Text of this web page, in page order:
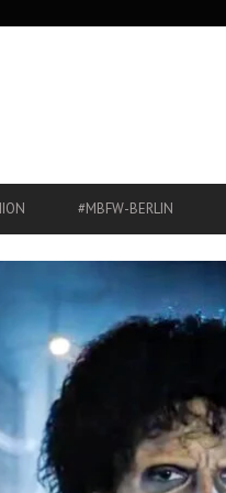
#MBFW-BERLIN